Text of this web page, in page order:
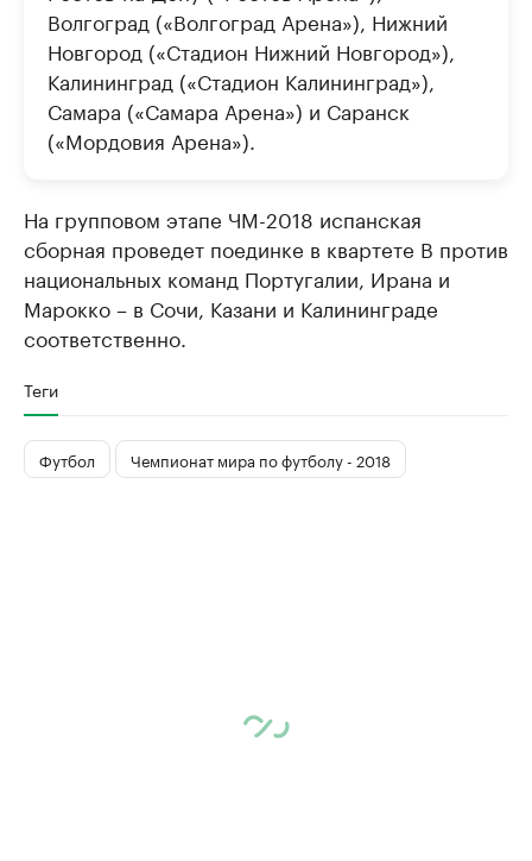
Волгоград («Волгоград Арена»), Нижний
Новгород («Стадион Нижний Новгород»),
Калининград («Стадион Калининград»),
Самара («Самара Арена») и Саранск
(«Мордовия Арена»).
На групповом этапе ЧМ-2018 испанская
сборная проведет поединке в квартете В против
национальных команд Португалии, Ирана и
Марокко – в Сочи, Казани и Калининграде
соответственно.
Теги
Футбол Чемпионат мира по футболу - 2018